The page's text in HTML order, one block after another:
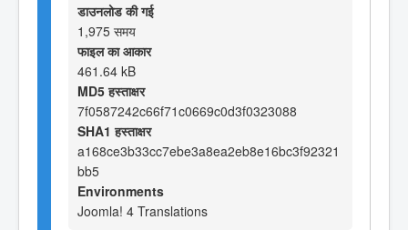
डाउनलोड की गई
1,975 समय
फाइल का आकार
461.64 kB
MD5 हस्ताक्षर
7f0587242c66f71c0669c0d3f0323088
SHA1 हस्ताक्षर
a168ce3b33cc7ebe3a8ea2eb8e16bc3f92321
bb5
Environments
Joomla! 4 Translations